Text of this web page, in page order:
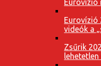
Eurovízió
Eurovízió
videók a
Zsűrik